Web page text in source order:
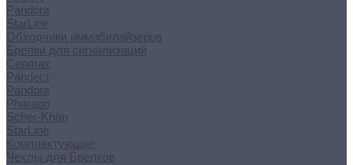
Pandora
StarLine
Обходчики иммобилайзеров
Брелки для сигнализаций
Cenmax
Pandect
Pandora
Pharaon
Scher-Khan
StarLine
Комплектующие
Чехлы для Брелков